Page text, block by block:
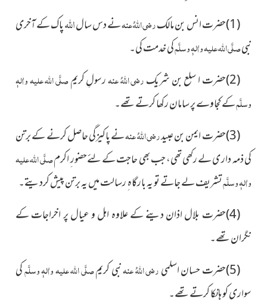
(1)حضرت انس بن مالک رضی اللہُ عنہنے دس سالاللہپاککے آخری
نبیصلَّی اللہ علیہ واٰلہٖ وسلَّمکی خدمت کی۔
(2)حضرت ا سلع بن شریک
رضی اللہُ عنہرسولِ کریمصلَّی اللہ علیہ واٰلہٖ
وسلَّمکے کجاوے پر سامان رکھا کرتے تھے۔
(3)حضرت ایمن بن عبید
رضی اللہُ عنہنے پاکیزگی حاصل کرنے کے برتن
کی ذمہ دار ی لے رکھی تھی، جب بھی حاجت کے لئےحضور ِ اکرمصلَّی اللہ علیہ
واٰلہٖ وسلَّمتشریف لے جاتے تو یہ بارگاہ ِ رسالت میں یہ برتن پیش کردیتے۔
(4)حضرت بلال اذان دینے کے علاوہ اہل و عیال پر اخراجات
کے
نگران تھے۔
(5)حضرت حسان اسلمی
رضی اللہُ عنہنبی کریمصلَّی اللہ علیہ واٰلہٖ وسلَّمکی
سواری کو ہانکا کرتے تھے۔